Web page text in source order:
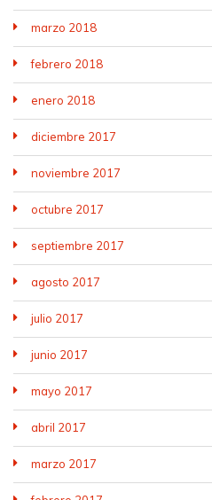
marzo 2018
febrero 2018
enero 2018
diciembre 2017
noviembre 2017
octubre 2017
septiembre 2017
agosto 2017
julio 2017
junio 2017
mayo 2017
abril 2017
marzo 2017